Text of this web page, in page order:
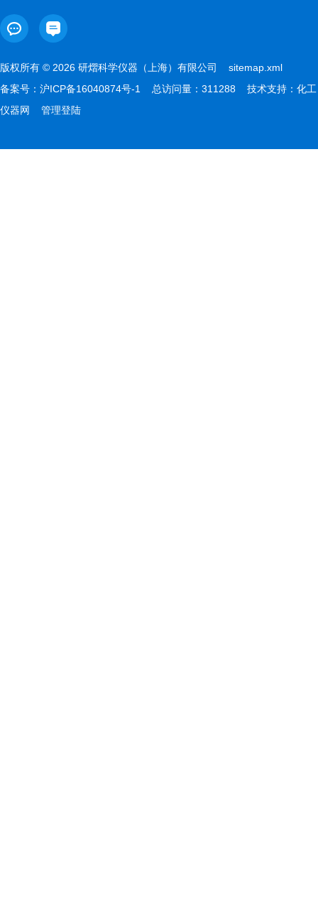
版权所有 © 2026 研熠科学仪器（上海）有限公司 sitemap.xml
备案号： 沪ICP备16040874号-1 总访问量：311288 技术支持： 化工
仪器网
管理登陆